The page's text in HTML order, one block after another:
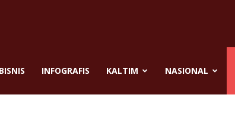
INFOGRAFIS KALTIM NASIONAL